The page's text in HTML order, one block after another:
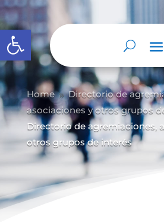
Abrir barra de herramientas
Home 9 Directorio de
asociaciones y otros grupos
Directorio de agremiaciones,
otros grupos de interés